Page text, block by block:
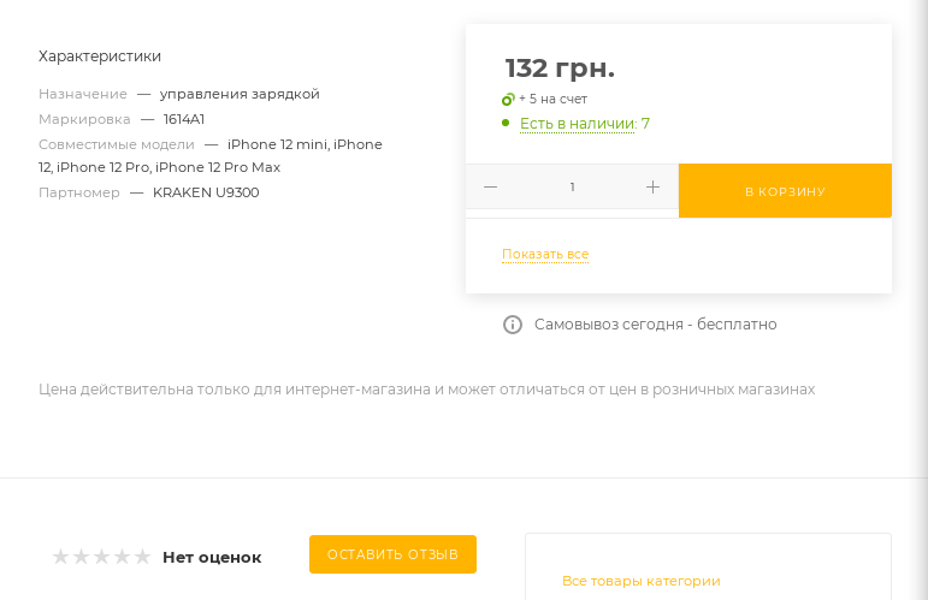
Характеристики
Назначение — управления зарядкой
Маркировка
— 1614A1
Совместимые модели
—
iPhone 12 mini, iPhone
12, iPhone 12 Pro, iPhone 12 Pro Max
Партномер
— KRAKEN U9300
132грн.
+ 5 на счет
Есть в наличии: 7
В КОРЗИНУ
Показать все
Самовывоз сегодня - бесплатно
Цена действительна только для интернет-магазина и может отличаться от цен в розничных магазинах
Нет оценок ОСТАВИТЬ ОТЗЫВ
Все товары категории